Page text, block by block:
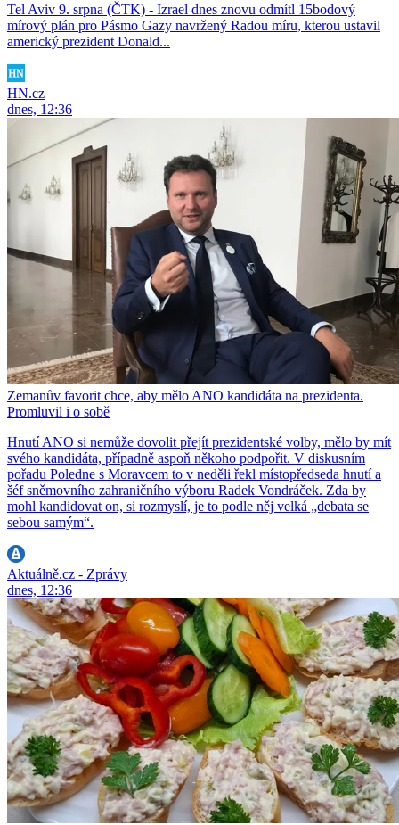
Tel Aviv 9. srpna (ČTK) - Izrael dnes znovu odmítl 15bodový
mírový plán pro Pásmo Gazy navržený Radou míru, kterou ustavil
americký prezident Donald...
HN.cz
dnes, 12:36
Zemanův favorit chce, aby mělo ANO kandidáta na prezidenta.
Promluvil i o sobě
Hnutí ANO si nemůže dovolit přejít prezidentské volby, mělo by mít
svého kandidáta, případně aspoň někoho podpořit. V diskusním
pořadu Poledne s Moravcem to v neděli řekl místopředseda hnutí a
šéf sněmovního zahraničního výboru Radek Vondráček. Zda by
mohl kandidovat on, si rozmyslí, je to podle něj velká „debata se
sebou samým“.
Aktuálně.cz - Zprávy
dnes, 12:36